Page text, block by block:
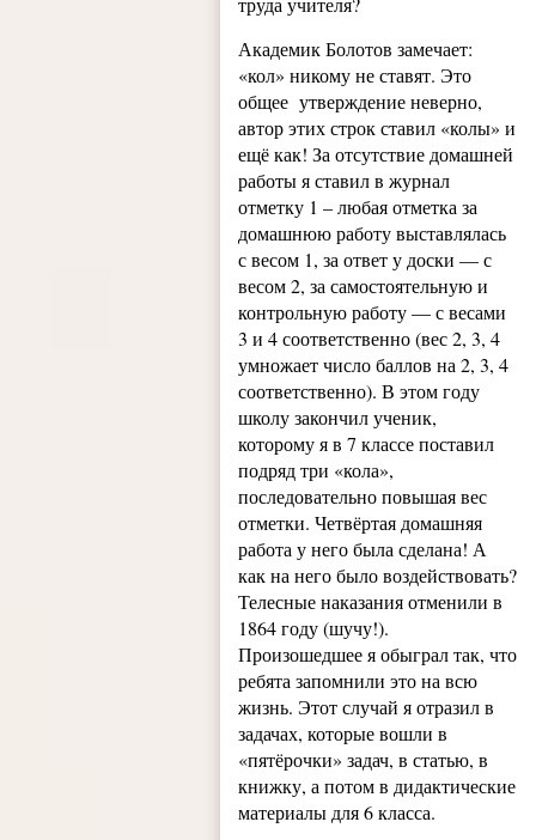
Академик Болотов замечает:
«кол» никому не ставят. Это
общее утверждение неверно,
автор этих строк ставил «колы» и
ещё как! За отсутствие домашней
работы я ставил в журнал
отметку 1 – любая отметка за
домашнюю работу выставлялась
с весом 1, за ответ у доски — с
весом 2, за самостоятельную и
контрольную работу — с весами
3 и 4 соответственно (вес 2, 3, 4
умножает число баллов на 2, 3, 4
соответственно). В этом году
школу закончил ученик,
которому я в 7 классе поставил
подряд три «кола»,
последовательно повышая вес
отметки. Четвёртая домашняя
работа у него была сделана! А
как на него было воздействовать?
Телесные наказания отменили в
1864 году (шучу!).
Произошедшее я обыграл так, что
ребята запомнили это на всю
жизнь. Этот случай я отразил в
задачах, которые вошли в
«пятёрочки» задач, в статью, в
книжку, а потом в дидактические
материалы для 6 класса.